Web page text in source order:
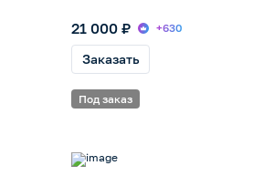
21 000 ₽ +630
Заказать
Под заказ